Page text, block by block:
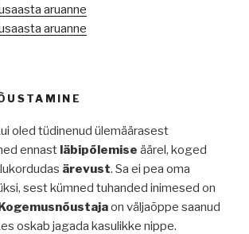
aruanne
aruanne
oled tüdinenud ülemäärasest
ennast läbipõlemise äärel, koged
ärevust. Sa ei pea oma
sest kümned tuhanded inimesed on
on väljaõppe saanud
oskab jagada kasulikke nippe.